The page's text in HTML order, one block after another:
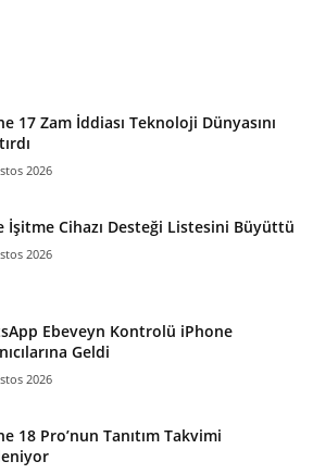
17 Zam İddiası Teknoloji Dünyasını
2026
İşitme Cihazı Desteği Listesini Büyüttü
2026
Ebeveyn Kontrolü iPhone
Geldi
2026
18 Pro’nun Tanıtım Takvimi